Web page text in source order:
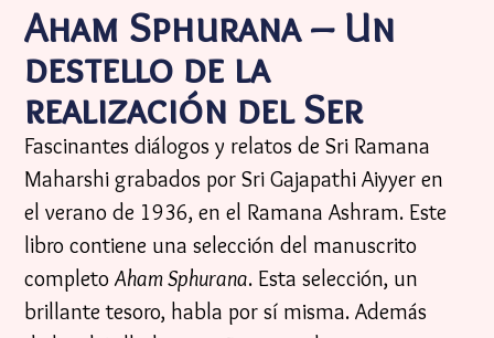
Aham Sphurana – Un
destello de la
realización del Ser
Fascinantes diálogos y relatos de Sri Ramana
Maharshi grabados por Sri Gajapathi Aiyyer en
el verano de 1936, en el Ramana Ashram. Este
libro contiene una selección del manuscrito
completoAham Sphurana. Esta selección, un
brillante tesoro, habla por sí misma. Además